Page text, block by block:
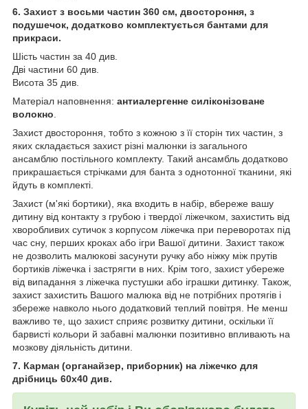
6. Захист з восьми частин 360 см, двостороння, з
подушечок, додатково комплектується бантами для
прикраси.
Шість частин за 40 див.
Дві частини 60 див.
Висота 35 див.
Матеріал наповнення: антиалергенне силіконізоване
волокно
Захист двостороння, тобто з кожною з її сторін тих частин, з
яких складається захист різні малюнки із загального
ансамблю постільного комплекту. Такий ансамбль додатково
прикрашається стрічками для банта з однотонної тканини, які
йдуть в комплекті.
Захист (м'які бортики), яка входить в набір, вбереже вашу
дитину від контакту з грубою і твердої ліжечком, захистить від
хворобливих сутичок з корпусом ліжечка при переворотах під
час сну, перших кроках або ігри Вашої дитини. Захист також
не дозволить малюкові засунути ручку або ніжку між прутів
бортиків ліжечка і застрягти в них. Крім того, захист убереже
від випадання з ліжечка пустушки або іграшки дитинку. Також,
захист захистить Вашого малюка від не потрібних протягів і
збереже навколо нього додатковий теплий повітря. Не менш
важливо те, що захист сприяє розвитку дитини, оскільки її
барвисті кольори й забавні малюнки позитивно впливають на
мозкову діяльність дитини.
7. Карман (органайзер, приборник) на ліжечко для
дрібниць 60х40 див.